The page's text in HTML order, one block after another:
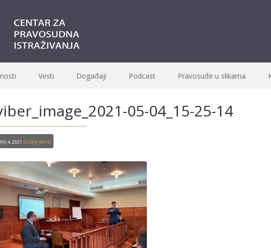
Vesti Događaji Podcast Pravosuđe u slikama
05-04_15-25-14
4, 2021 Dunja Rakic